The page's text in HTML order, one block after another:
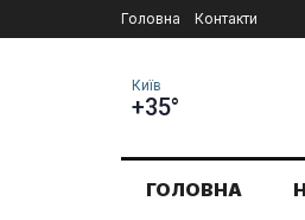
Головна Контакти
Київ
+35°
ГОЛОВНА